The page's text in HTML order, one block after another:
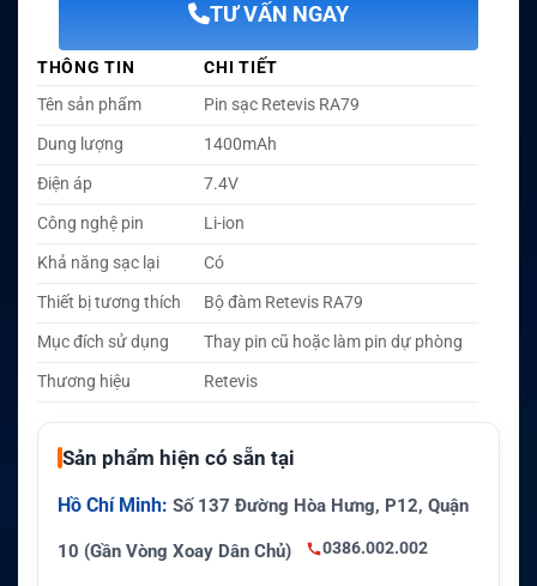
TƯ VẤN NGAY
THÔNG TIN
CHI TIẾT
Tên sản phẩm
Pin sạc Retevis RA79
Dung lượng
1400mAh
Điện áp
7.4V
Công nghệ pin
Li-ion
Khả năng sạc lại
Có
Thiết bị tương thích
Bộ đàm Retevis RA79
Mục đích sử dụng
Thay pin cũ hoặc làm pin dự phòng
Thương hiệu
Retevis
Sản phẩm hiện có sẵn tại
Hồ Chí Minh: Số 137 Đường Hòa Hưng, P12, Quận
10 (Gần Vòng Xoay Dân Chủ) 0386.002.002